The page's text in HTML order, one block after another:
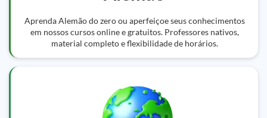
Aprenda Alemão do zero ou aperfeiçoe seus conhecimentos
em nossos cursos online e gratuitos. Professores nativos,
material completo e flexibilidade de horários.